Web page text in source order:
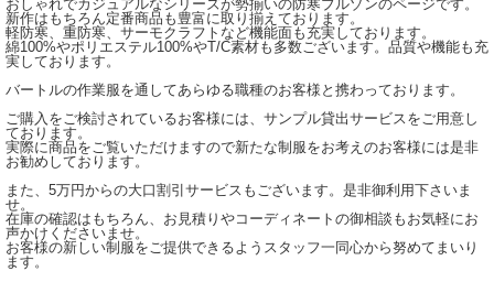
おしゃれでカジュアルなシリーズが勢揃いの防寒ブルゾンのページです。
新作はもちろん定番商品も豊富に取り揃えております。
軽防寒、重防寒、サーモクラフトなど機能面も充実しております。
綿100%やポリエステル100%やT/C素材も多数ございます。品質や機能も充
実しております。
バートルの作業服を通してあらゆる職種のお客様と携わっております。
ご購入をご検討されているお客様には、サンプル貸出サービスをご用意し
ております。
実際に商品をご覧いただけますので新たな制服をお考えのお客様には是非
お勧めしております。
また、5万円からの大口割引サービスもございます。是非御利用下さいま
せ。
在庫の確認はもちろん、お見積りやコーディネートの御相談もお気軽にお
声かけくださいませ。
お客様の新しい制服をご提供できるようスタッフ一同心から努めてまいり
ます。